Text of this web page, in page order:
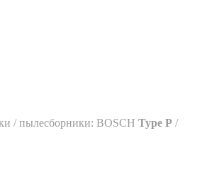
/ пылесборники: BOSCH Type P /